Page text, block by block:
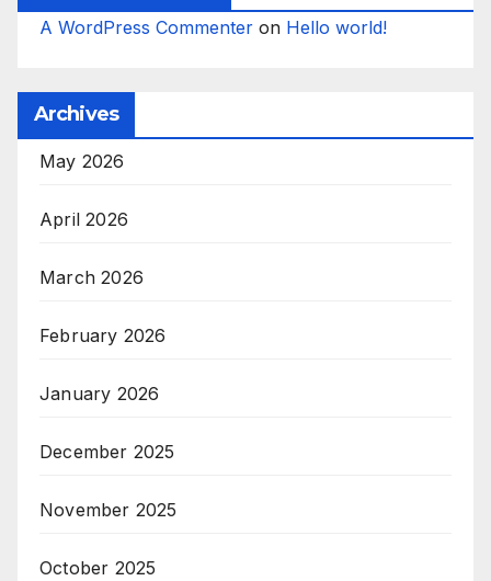
A WordPress Commenter on Hello world!
Archives
May 2026
April 2026
March 2026
February 2026
January 2026
December 2025
November 2025
October 2025